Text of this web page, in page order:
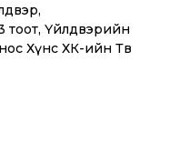
тоот, Үйлдвэрийн
Хүнс ХК-ийн Төв